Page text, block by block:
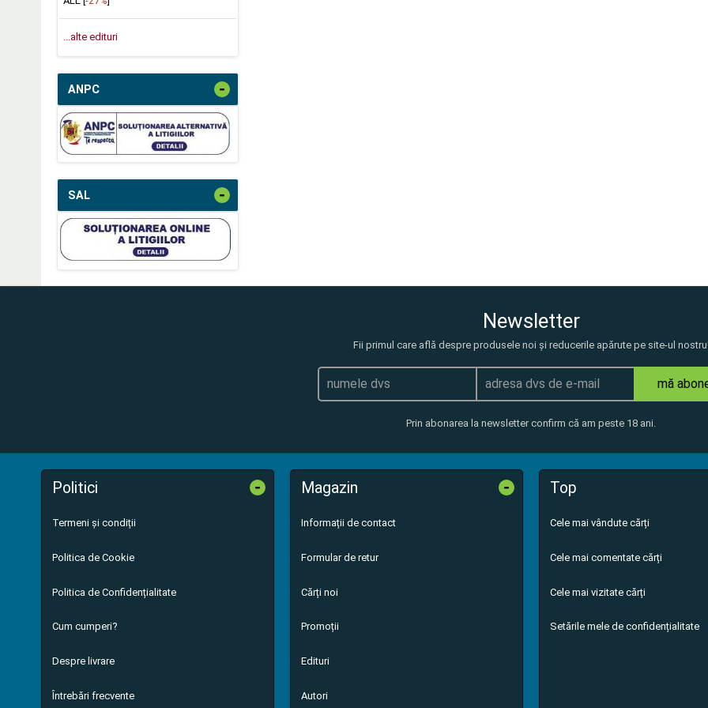
...alte edituri
ANPC -
SAL -
Newsletter
Fii primul care află despre produsele noi și reducerile apărute pe site-ul
mă
Prin abonarea la newsletter confirm că am peste 18 ani.
Politici -
Termeni și condiții
Politica de Cookie
Politica de Confidențialitate
Cum cumperi?
Despre livrare
Întrebări frecvente
Magazin -
Informații de contact
Formular de retur
Cărți noi
Promoții
Edituri
Autori
Top
Cele mai vândute cărți
Cele mai comentate cărți
Cele mai vizitate cărți
Setările mele de confidențialitate